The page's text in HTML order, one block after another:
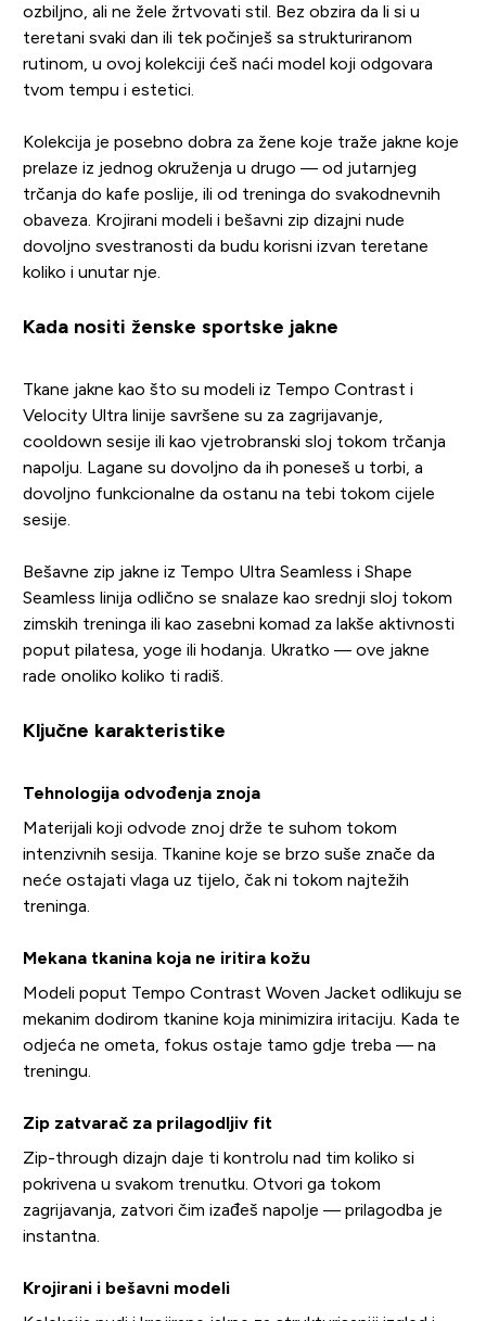
ozbiljno, ali ne žele žrtvovati stil. Bez obzira da li si u
teretani svaki dan ili tek počinješ sa strukturiranom
rutinom, u ovoj kolekciji ćeš naći model koji odgovara
tvom tempu i estetici.
Kolekcija je posebno dobra za žene koje traže jakne koje
prelaze iz jednog okruženja u drugo — od jutarnjeg
trčanja do kafe poslije, ili od treninga do svakodnevnih
obaveza. Krojirani modeli i bešavni zip dizajni nude
dovoljno svestranosti da budu korisni izvan teretane
koliko i unutar nje.
Kada nositi ženske sportske jakne
Tkane jakne kao što su modeli iz Tempo Contrast i
Velocity Ultra linije savršene su za zagrijavanje,
cooldown sesije ili kao vjetrobranski sloj tokom trčanja
napolju. Lagane su dovoljno da ih poneseš u torbi, a
dovoljno funkcionalne da ostanu na tebi tokom cijele
sesije.
Bešavne zip jakne iz Tempo Ultra Seamless i Shape
Seamless linija odlično se snalaze kao srednji sloj tokom
zimskih treninga ili kao zasebni komad za lakše aktivnosti
poput pilatesa, yoge ili hodanja. Ukratko — ove jakne
rade onoliko koliko ti radiš.
Ključne karakteristike
Tehnologija odvođenja znoja
Materijali koji odvode znoj drže te suhom tokom
intenzivnih sesija. Tkanine koje se brzo suše znače da
neće ostajati vlaga uz tijelo, čak ni tokom najtežih
treninga.
Mekana tkanina koja ne iritira kožu
Modeli poput Tempo Contrast Woven Jacket odlikuju se
mekanim dodirom tkanine koja minimizira iritaciju. Kada te
odjeća ne ometa, fokus ostaje tamo gdje treba — na
treningu.
Zip zatvarač za prilagodljiv fit
Zip-through dizajn daje ti kontrolu nad tim koliko si
pokrivena u svakom trenutku. Otvori ga tokom
zagrijavanja, zatvori čim izađeš napolje — prilagodba je
instantna.
Krojirani i bešavni modeli